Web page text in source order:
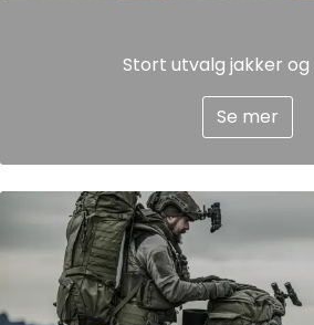
Stort utvalg jakker og
Se mer